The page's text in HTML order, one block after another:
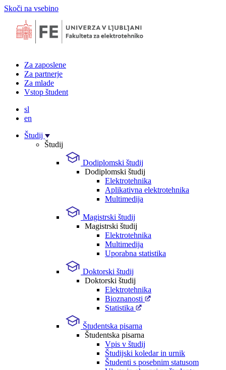
Skoči na vsebino
Za zaposlene
Za partnerje
Za mlade
Vstop študent
sl
en
Študij
Študij
Dodiplomski študij
Dodiplomski študij
Elektrotehnika
Aplikativna elektrotehnika
Multimedija
Magistrski študij
Magistrski študij
Elektrotehnika
Multimedija
Uporabna statistika
Doktorski študij
Doktorski študij
Elektrotehnika
Bioznanosti
Statistika
Študentska pisarna
Študentska pisarna
Vpis v študij
Študijski koledar in urnik
Študenti s posebnim statusom